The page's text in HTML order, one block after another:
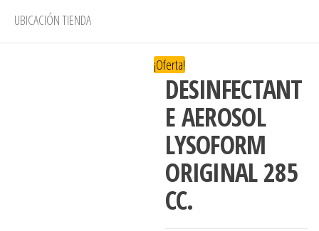
UBICACIÓN TIENDA
¡Oferta!
DESINFECTANT
E AEROSOL
LYSOFORM
ORIGINAL 285
CC.